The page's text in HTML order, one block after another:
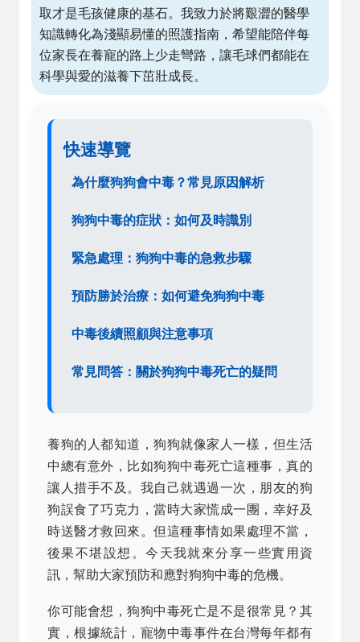
取才是毛孩健康的基石。我致力於將艱澀的醫學
知識轉化為淺顯易懂的照護指南，希望能陪伴每
位家長在養寵的路上少走彎路，讓毛球們都能在
科學與愛的滋養下茁壯成長。
快速導覽
為什麼狗狗會中毒？常見原因解析
狗狗中毒的症狀：如何及時識別
緊急處理：狗狗中毒的急救步驟
預防勝於治療：如何避免狗狗中毒
中毒後續照顧與注意事項
常見問答：關於狗狗中毒死亡的疑問
養狗的人都知道，狗狗就像家人一樣，但生活
中總有意外，比如狗狗中毒死亡這種事，真的
讓人措手不及。我自己就遇過一次，朋友的狗
狗誤食了巧克力，當時大家慌成一團，幸好及
時送醫才救回來。但這種事情如果處理不當，
後果不堪設想。今天我就來分享一些實用資
訊，幫助大家預防和應對狗狗中毒的危機。
你可能會想，狗狗中毒死亡是不是很常見？其
實，根據統計，寵物中毒事件在台灣每年都有